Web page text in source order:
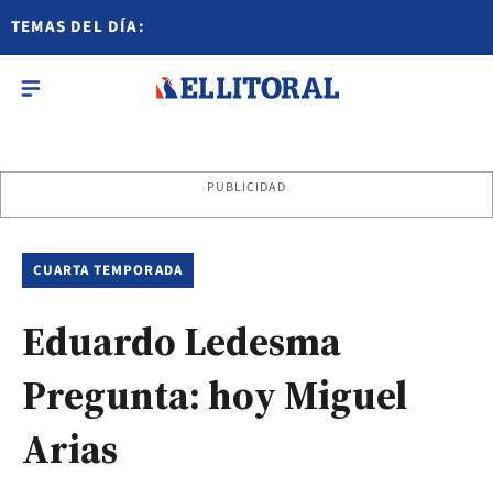
TEMAS DEL DÍA:
PUBLICIDAD
CUARTA TEMPORADA
Eduardo Ledesma
Pregunta: hoy Miguel
Arias